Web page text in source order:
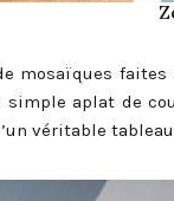
mosaïques
aplat de
véritable